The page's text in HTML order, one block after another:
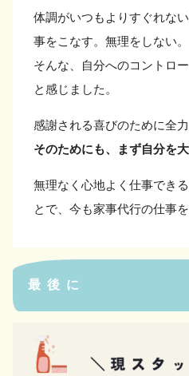
体調がいつもよりすぐれな
事をこなす。無理をしない。
そんな、自分へのコントロ
と感じました。
感謝される喜びのために全力
そのためにも、まず自分を大
無理なく心地よく仕事でき
とで、今も家事代行の仕事
最後に